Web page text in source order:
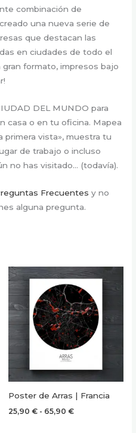
combinación de
una nueva serie de
que destacan las
en ciudades de todo el
formato, impresos bajo
DEL MUNDO para
casa o en tu oficina. Mapea
primera vista», muestra tu
de trabajo o incluso
no has visitado… (todavía).
Frecuentes y no
alguna pregunta.
Poster de Arras | Francia
25,90 € - 65,90 €Rango